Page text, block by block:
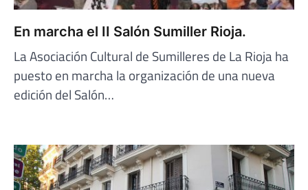
En marcha el II Salón Sumiller Rioja.
La Asociación Cultural de Sumilleres de La Rioja ha
puesto en marcha la organización de una nueva
edición del Salón…